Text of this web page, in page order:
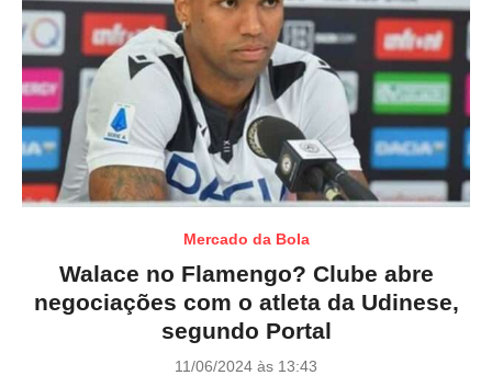
Mercado da Bola
Walace no Flamengo? Clube abre
negociações com o atleta da Udinese,
segundo Portal
P11/06/2024 às 13:43